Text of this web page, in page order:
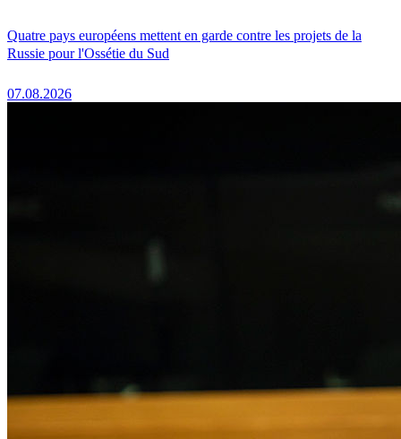
Quatre pays européens mettent en garde contre les projets de la
Russie pour l'Ossétie du Sud
07.08.2026